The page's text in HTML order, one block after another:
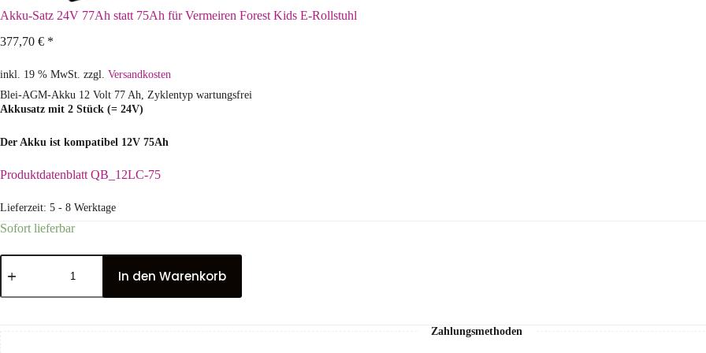
Akku-Satz 24V 77Ah statt 75Ah für Vermeiren Forest Kids E-Rollstuhl
377,70 € *
inkl. 19 % MwSt. zzgl. Versandkosten
Blei-AGM-Akku 12 Volt 77 Ah, Zyklentyp wartungsfrei
Akkusatz mit 2 Stück (= 24V)
Der Akku ist kompatibel 12V 75Ah
Produktdatenblatt QB_12LC-75
Lieferzeit: 5 - 8 Werktage
Sofort lieferbar
In den Warenkorb
Zahlungsmethoden